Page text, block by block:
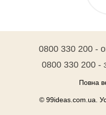
0800 330 200 -
0800 330 200 -
Повна
© 99ideas.com.ua.